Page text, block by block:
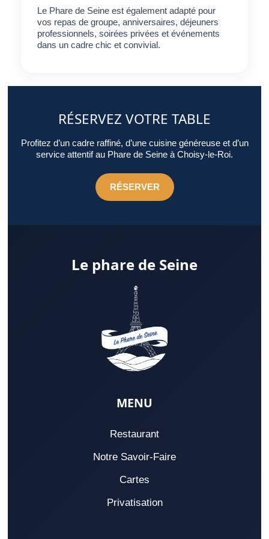
Le Phare de Seine est également adapté pour
vos repas de groupe, anniversaires, déjeuners
professionnels, soirées privées et événements
dans un cadre chic et convivial.
RÉSERVEZ VOTRE TABLE
Profitez d’un cadre raffiné, d’une cuisine généreuse et d’un
service attentif au Phare de Seine à Choisy-le-Roi.
RÉSERVER
Le phare de Seine
MENU
Restaurant
Notre Savoir-Faire
Cartes
Privatisation